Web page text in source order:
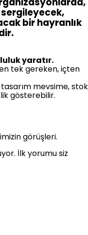
bir hayranlık
yaratır.
tek gereken, içten
mevsime, stok
gösterebilir.
görüşleri.
İlk yorumu siz